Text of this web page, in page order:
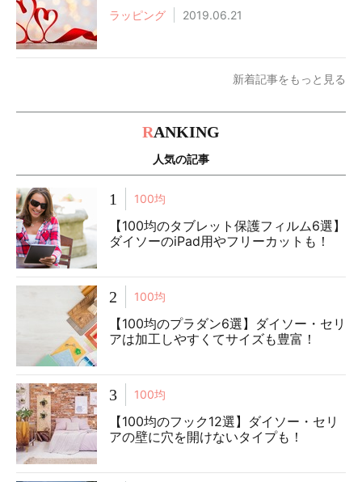
ラッピング 2019.06.21
新着記事をもっと見る
RANKING
人気の記事
1 100均
【100均のタブレット保護フィルム6選】
ダイソーのiPad用やフリーカットも！
2 100均
【100均のプラダン6選】ダイソー・セリ
アは加工しやすくてサイズも豊富！
3 100均
【100均のフック12選】ダイソー・セリ
アの壁に穴を開けないタイプも！